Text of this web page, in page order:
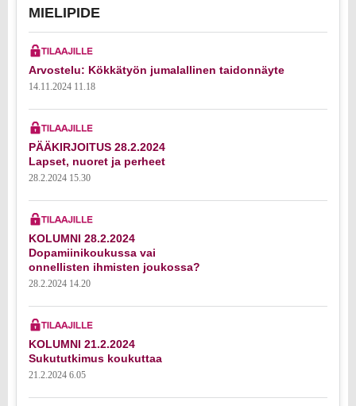
MIELIPIDE
Arvostelu: Kökkätyön jumalallinen taidonnäyte
14.11.2024 11.18
PÄÄKIRJOITUS 28.2.2024
Lapset, nuoret ja perheet
28.2.2024 15.30
KOLUMNI 28.2.2024
Dopamiinikoukussa vai
onnellisten ihmisten joukossa?
28.2.2024 14.20
KOLUMNI 21.2.2024
Sukututkimus koukuttaa
21.2.2024 6.05